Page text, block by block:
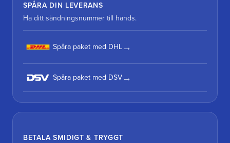
SPÅRA DIN LEVERANS
Ha ditt sändningsnummer till hands.
Spåra paket med DHL
Spåra paket med DSV
BETALA SMIDIGT & TRYGGT